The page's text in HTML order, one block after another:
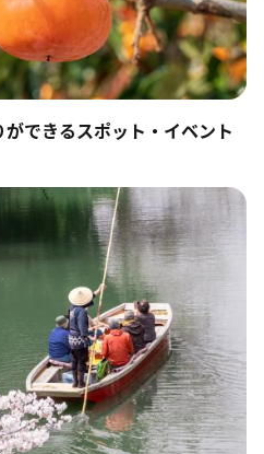
ができるスポット・イベント